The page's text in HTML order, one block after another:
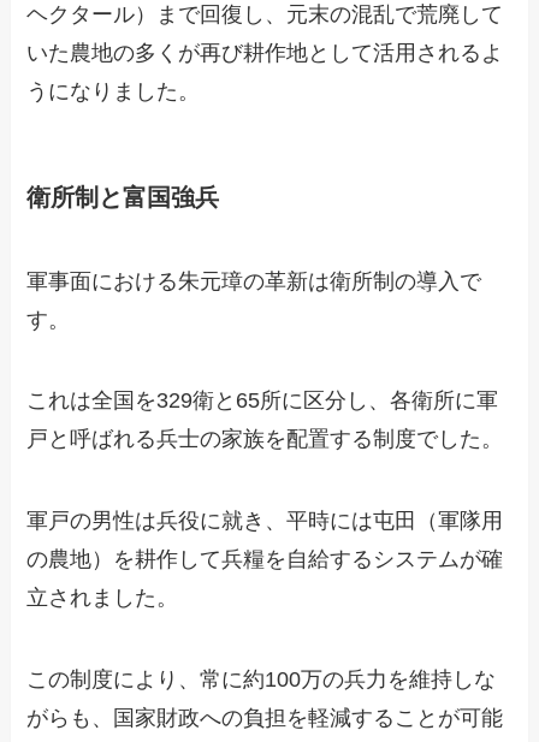
ヘクタール）まで回復し、元末の混乱で荒廃して
いた農地の多くが再び耕作地として活用されるよ
うになりました。
衛所制と富国強兵
軍事面における朱元璋の革新は衛所制の導入で
す。
これは全国を329衛と65所に区分し、各衛所に軍
戸と呼ばれる兵士の家族を配置する制度でした。
軍戸の男性は兵役に就き、平時には屯田（軍隊用
の農地）を耕作して兵糧を自給するシステムが確
立されました。
この制度により、常に約100万の兵力を維持しな
がらも、国家財政への負担を軽減することが可能